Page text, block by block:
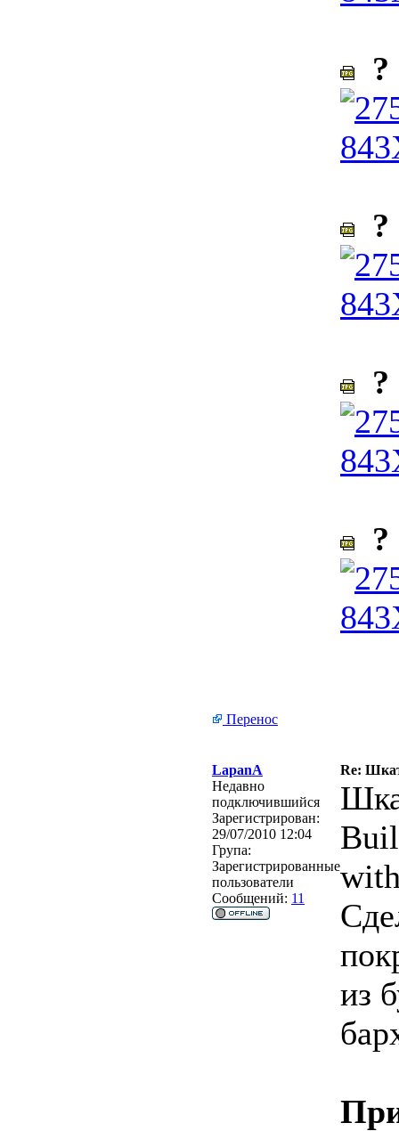
?
?
?
?
Перенос
LapanA
Re:
Недавно
подключившийся
Зарегистрирован:
29/07/2010 12:04
Група:
Зарегистрированные
пользователи
Сообщений: 11
из